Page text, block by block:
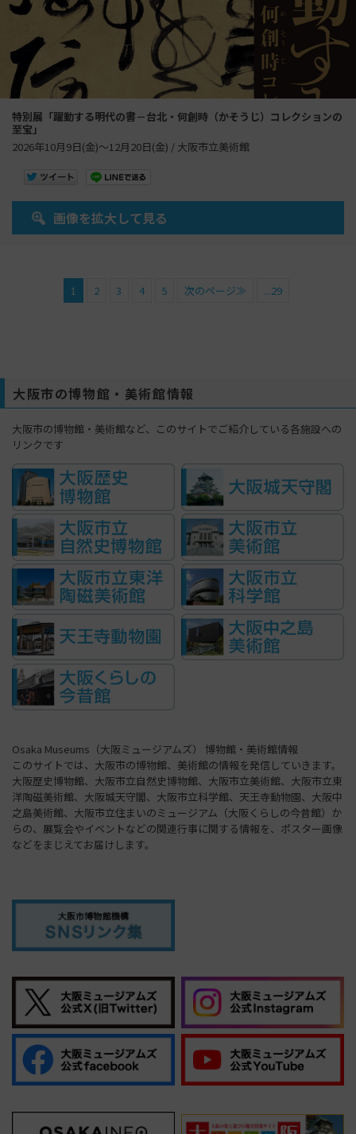
特別展「躍動する明代の書－台北・何創時（かそうじ）コレクションの
至宝」
2026年10月9日(金)～12月20日(金) / 大阪市立美術館
画像を拡大して見る
1 2 3 4 5 次のページ≫ ...29
大阪市の博物館・美術館情報
大阪市の博物館・美術館など、このサイトでご紹介している各施設への
リンクです
Osaka Museums（大阪ミュージアムズ） 博物館・美術館情報
このサイトでは、大阪市の博物館、美術館の情報を発信していきます。
大阪歴史博物館、大阪市立自然史博物館、大阪市立美術館、大阪市立東
洋陶磁美術館、大阪城天守閣、大阪市立科学館、天王寺動物園、大阪中
之島美術館、大阪市立住まいのミュージアム（大阪くらしの今昔館）か
らの、展覧会やイベントなどの関連行事に関する情報を、ポスター画像
などをまじえてお届けします。